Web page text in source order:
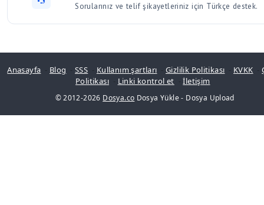
Sorularınız ve telif şikayetleriniz için Türkçe destek.
Anasayfa Blog -SSS Kullanım şartları -Gizlilik Politikası KVKK -
Politikası
Linki kontrol et -İletişim
© 2012-2026 Dosya.co Dosya Yükle- Dosya Upload